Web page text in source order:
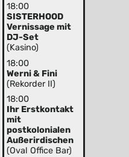
18:00
SISTERHOOD
Vernissage mit
DJ-Set
(Kasino)
18:00
Werni & Fini
(Rekorder II)
18:00
Ihr Erstkontakt
mit
postkolonialen
Außerirdischen
(Oval Office Bar)